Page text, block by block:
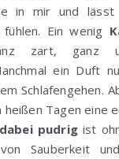
in mir und lässt
fühlen. Ein wenig
zart, ganz
ein Duft
Schlafengehen.
Tagen eine
pudrigist
Sauberkeit